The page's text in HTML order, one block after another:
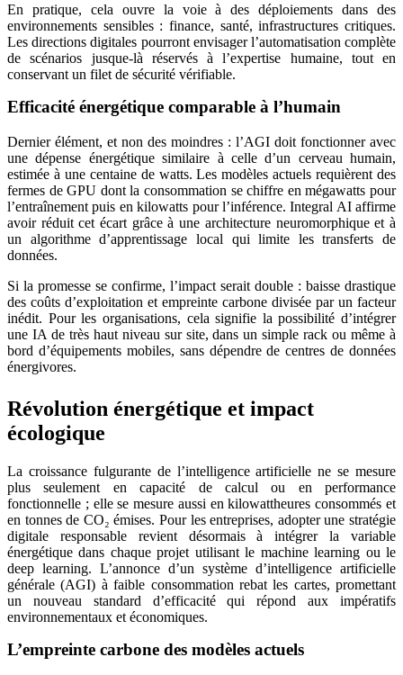
En pratique, cela ouvre la voie à des déploiements dans des
environnements sensibles : finance, santé, infrastructures critiques.
Les directions digitales pourront envisager l’automatisation complète
de scénarios jusque-là réservés à l’expertise humaine, tout en
conservant un filet de sécurité vérifiable.
Efficacité énergétique comparable à l’humain
Dernier élément, et non des moindres : l’AGI doit fonctionner avec
une dépense énergétique similaire à celle d’un cerveau humain,
estimée à une centaine de watts. Les modèles actuels requièrent des
fermes de GPU dont la consommation se chiffre en mégawatts pour
l’entraînement puis en kilowatts pour l’inférence. Integral AI affirme
avoir réduit cet écart grâce à une architecture neuromorphique et à
un algorithme d’apprentissage local qui limite les transferts de
données.
Si la promesse se confirme, l’impact serait double : baisse drastique
des coûts d’exploitation et empreinte carbone divisée par un facteur
inédit. Pour les organisations, cela signifie la possibilité d’intégrer
une IA de très haut niveau sur site, dans un simple rack ou même à
bord d’équipements mobiles, sans dépendre de centres de données
énergivores.
Révolution énergétique et impact
écologique
La croissance fulgurante de l’intelligence artificielle ne se mesure
plus seulement en capacité de calcul ou en performance
fonctionnelle ; elle se mesure aussi en kilowattheures consommés et
en tonnes de CO₂ émises. Pour les entreprises, adopter une stratégie
digitale responsable revient désormais à intégrer la variable
énergétique dans chaque projet utilisant le machine learning ou le
deep learning. L’annonce d’un système d’intelligence artificielle
générale (AGI) à faible consommation rebat les cartes, promettant
un nouveau standard d’efficacité qui répond aux impératifs
environnementaux et économiques.
L’empreinte carbone des modèles actuels